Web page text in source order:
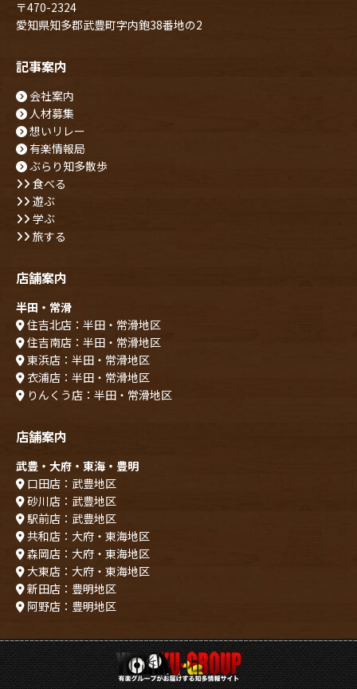
〒470-2324
愛知県知多郡武豊町字内鉋38番地の2
記事案内
会社案内
人材募集
想いリレー
有楽情報局
ぶらり知多散歩
食べる
遊ぶ
学ぶ
旅する
店舗案内
半田・常滑
住吉北店：半田・常滑地区
住吉南店：半田・常滑地区
東浜店：半田・常滑地区
衣浦店：半田・常滑地区
りんくう店：半田・常滑地区
店舗案内
武豊・大府・東海・豊明
口田店：武豊地区
砂川店：武豊地区
駅前店：武豊地区
共和店：大府・東海地区
森岡店：大府・東海地区
大東店：大府・東海地区
新田店：豊明地区
阿野店：豊明地区